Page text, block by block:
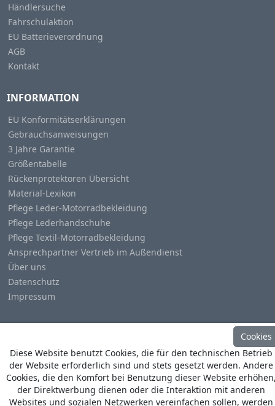
Händlersuche
Fahrschulaktion
EU Batterieverordnung
AGB
Kontakt
INFORMATION
EU Konformitätserklärungen
Gebrauchsanweisungen
3 Jahre Garantie
Größentabelle
Rückenprotektoren Übersicht
Material-Lexikon
Pflege Leder-Motorradbekleidung
Pflege Lederhandschuhe
Pflege Textil-Motorradbekleidung
Ansprechpartner Vertrieb im Außendienst
Über uns
Datenschutz
Impressum
© CopyrightHeino Büse MX Import GmbH . All Rights
Reserved
Cookies
Diese Website benutzt Cookies, die für den technischen Betrieb
der Website erforderlich sind und stets gesetzt werden. Andere
Cookies, die den Komfort bei Benutzung dieser Website
der Direktwerbung dienen oder die Interaktion mit anderen
Websites und sozialen Netzwerken vereinfachen sollen, werden